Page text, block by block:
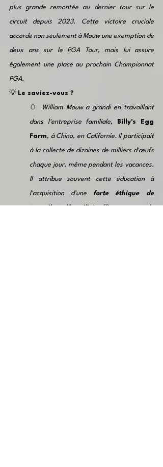
plus grande remontée au dernier tour sur le
circuit depuis 2023. Cette victoire cruciale
accorde non seulement à Mouw une exemption de
deux ans sur le PGA Tour, mais lui assure
également une place au prochain Championnat
PGA.
💡 Le saviez-vous ?
🥚 William Mouw a grandi en travaillant
dans l'entreprise familiale, Billy's Egg
Farm, à Chino, en Californie. Il participait
à la collecte de dizaines de milliers d'œufs
chaque jour, même pendant les vacances.
Il attribue souvent cette éducation à
l'acquisition d'une forte éthique de